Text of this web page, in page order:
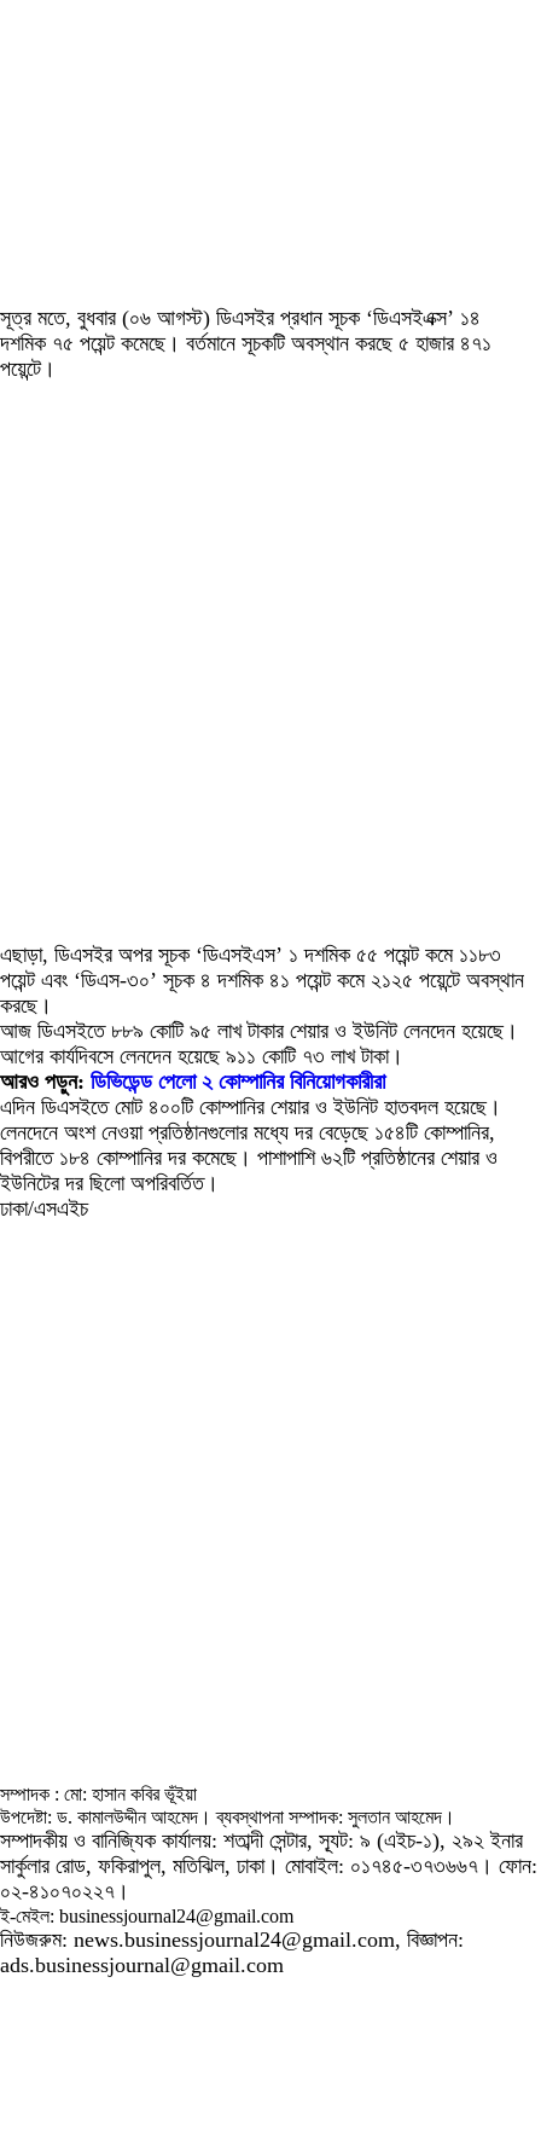
সূত্র মতে, বুধবার (০৬ আগস্ট) ডিএসইর প্রধান সূচক ‘ডিএসইএক্স’ ১৪
দশমিক ৭৫ পয়েন্ট কমেছে। বর্তমানে সূচকটি অবস্থান করছে ৫ হাজার ৪৭১
পয়েন্টে।
এছাড়া, ডিএসইর অপর সূচক ‘ডিএসইএস’ ১ দশমিক ৫৫ পয়েন্ট কমে ১১৮৩
পয়েন্ট এবং ‘ডিএস-৩০’ সূচক ৪ দশমিক ৪১ পয়েন্ট কমে ২১২৫ পয়েন্টে অবস্থান
করছে।
আজ ডিএসইতে ৮৮৯ কোটি ৯৫ লাখ টাকার শেয়ার ও ইউনিট লেনদেন হয়েছে।
আগের কার্যদিবসে লেনদেন হয়েছে ৯১১ কোটি ৭৩ লাখ টাকা।
আরও পড়ুন: ডিভিডেন্ড পেলো ২ কোম্পানির বিনিয়োগকারীরা
এদিন ডিএসইতে মোট ৪০০টি কোম্পানির শেয়ার ও ইউনিট হাতবদল হয়েছে।
লেনদেনে অংশ নেওয়া প্রতিষ্ঠানগুলোর মধ্যে দর বেড়েছে ১৫৪টি কোম্পানির,
বিপরীতে ১৮৪ কোম্পানির দর কমেছে। পাশাপাশি ৬২টি প্রতিষ্ঠানের শেয়ার ও
ইউনিটের দর ছিলো অপরিবর্তিত।
ঢাকা/এসএইচ
সম্পাদক : মো: হাসান কবির ভূঁইয়া
উপদেষ্টা: ড. কামালউদ্দীন আহমেদ। ব্যবস্থাপনা সম্পাদক: সুলতান আহমেদ।
সম্পাদকীয় ও বানিজ্যিক কার্যালয়: শতাব্দী সেন্টার, স্যূট: ৯ (এইচ-১), ২৯২ ইনার
সার্কুলার রোড, ফকিরাপুল, মতিঝিল, ঢাকা। মোবাইল: ০১৭৪৫-৩৭৩৬৬৭। ফোন:
০২-৪১০৭০২২৭।
ই-মেইল: businessjournal24@gmail.com
নিউজরুম: news.businessjournal24@gmail.com, বিজ্ঞাপন:
ads.businessjournal@gmail.com